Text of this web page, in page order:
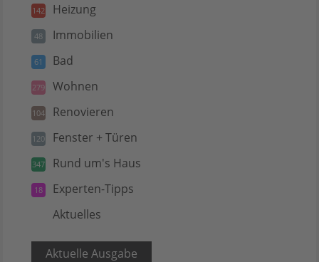
142 Heizung
48 Immobilien
61 Bad
279 Wohnen
104 Renovieren
120 Fenster + Türen
347 Rund um's Haus
18 Experten-Tipps
Aktuelles
Aktuelle Ausgabe